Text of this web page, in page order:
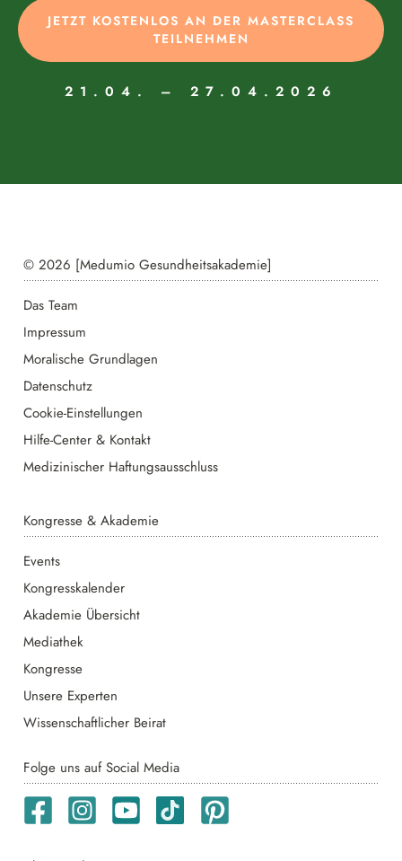
JETZT KOSTENLOS AN DER MASTERCLASS
TEILNEHMEN
21.04. – 27.04.2026
© 2026 [Medumio Gesundheitsakademie]
Das Team
Impressum
Moralische Grundlagen
Datenschutz
Cookie-Einstellungen
Hilfe-Center & Kontakt
Medizinischer Haftungsausschluss
Kongresse & Akademie
Events
Kongresskalender
Akademie Übersicht
Mediathek
Kongresse
Unsere Experten
Wissenschaftlicher Beirat
Folge uns auf Social Media